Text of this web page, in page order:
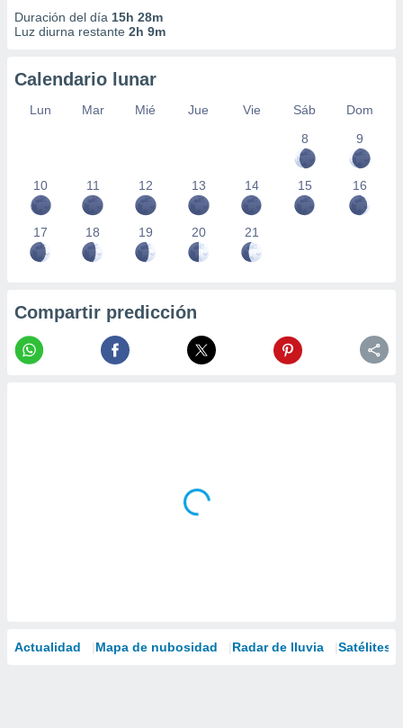
Duración del día 15h 28m
Luz diurna restante 2h 9m
Calendario lunar
Lun Mar Mié Jue Vie Sáb
Dom
8
9
10 11 12 13 14 15 16
17 18 19 20 21
Compartir predicción
Actualidad Mapa de nubosidad Radar de lluvia Satélites